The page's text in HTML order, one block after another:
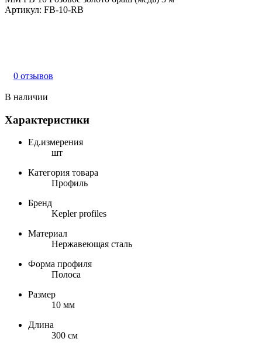
Артикул: FB-10-RB
0 отзывов
В наличии
Характеристики
Ед.измерения
шт
Категория товара
Профиль
Бренд
Kepler profiles
Материал
Нержавеющая сталь
Форма профиля
Полоса
Размер
10 мм
Длина
300 см